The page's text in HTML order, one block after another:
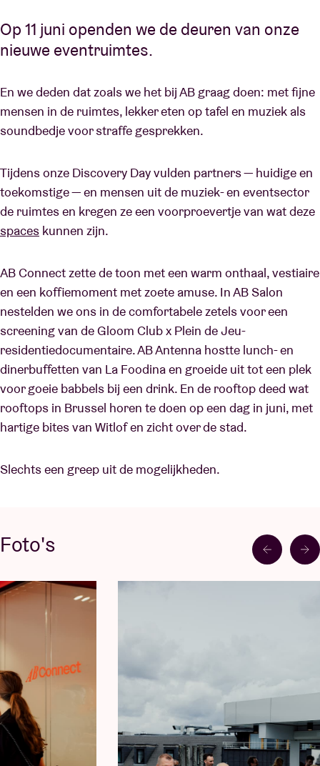
Over AB
Contact
Op 11 juni openden we de deuren van onze
nieuwe eventruimtes.
En we deden dat zoals we het bij AB graag doen: met fijne
mensen in de ruimtes, lekker eten op tafel en muziek als
soundbedje voor straffe gesprekken.
Tijdens onze Discovery Day vulden partners — huidige en
toekomstige — en mensen uit de muziek- en eventsector
de ruimtes en kregen ze een voorproevertje van wat deze
spaces kunnen zijn.
AB Connect zette de toon met een warm onthaal, vestiaire
en een koffiemoment met zoete amuse. In AB Salon
nestelden we ons in de comfortabele zetels voor een
screening van de Gloom Club x Plein de Jeu-
residentiedocumentaire. AB Antenna hostte lunch- en
dinerbuffetten van La Foodina en groeide uit tot een plek
voor goeie babbels bij een drink. En de rooftop deed wat
rooftops in Brussel horen te doen op een dag in juni, met
hartige bites van Witlof en zicht over de stad.
Slechts een greep uit de mogelijkheden.
Foto's